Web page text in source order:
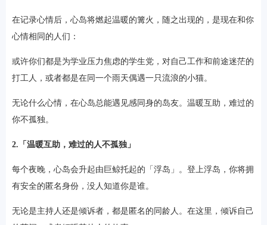
在记录心情后，心岛将燃起温暖的篝火，随之出现的，是现在和你
心情相同的人们：
或许你们都是为学业压力焦虑的学生党，对自己工作和前途迷茫的
打工人，或者都是在同一个雨天偶遇一只流浪的小猫。
无论什么心情，在心岛总能遇见感同身的岛友。温暖互助，难过的
你不孤独。
2.「温暖互助，难过的人不孤独」
每个夜晚，心岛会升起由巨鲸托起的「浮岛」。登上浮岛，你将拥
有安全的匿名身份，没人知道你是谁。
无论是主持人还是倾诉者，都是匿名的同龄人。在这里，倾诉自己